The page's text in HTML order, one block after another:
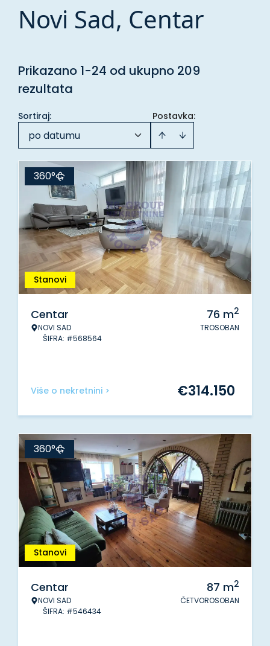
Novi Sad, Centar
Prikazano 1-24 od ukupno 209
rezultata
Postavka:
Sortiraj:
po datumu
Stanovi
360°
Centar
NOVI SAD
ŠIFRA: #568564
76 m2
TROSOBAN
Više o nekretnini > €314.150
Stanovi
360°
Centar
NOVI SAD
ŠIFRA: #546434
87 m2
ČETVOROSOBAN